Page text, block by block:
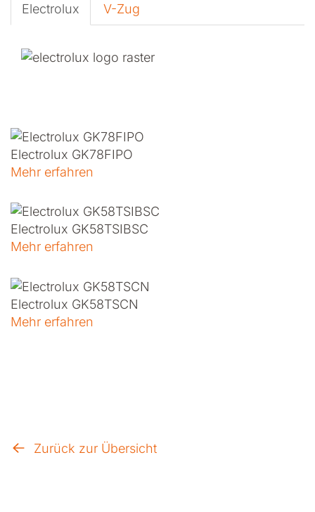
Electrolux V-Zug
Electrolux GK78FIPO
Mehr erfahren
Electrolux GK58TSIBSC
Mehr erfahren
Electrolux GK58TSCN
Mehr erfahren
Zurück zur Übersicht